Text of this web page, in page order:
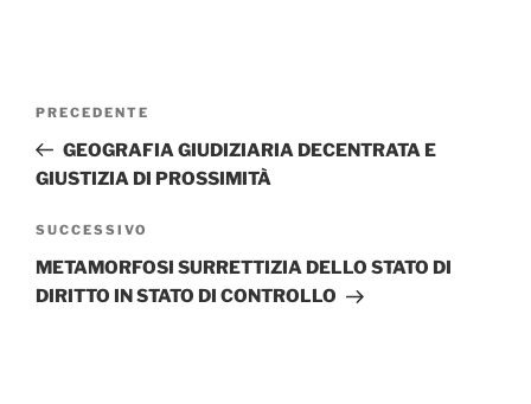
Articolo
precedente:
PRECEDENTE
GEOGRAFIA GIUDIZIARIA DECENTRATA E
GIUSTIZIA DI PROSSIMITÀ
Articolo
successivo
SUCCESSIVO
METAMORFOSI SURRETTIZIA DELLO STATO DI
DIRITTO IN STATO DI CONTROLLO